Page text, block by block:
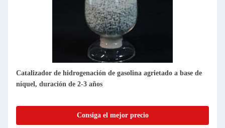
Catalizador de hidrogenación de gasolina agrietado a base de
níquel, duración de 2-3 años
Consiga el mejor precio